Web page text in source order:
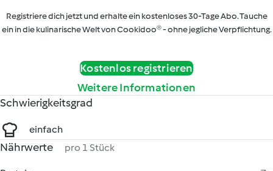
Registriere dich jetzt und erhalte ein kostenloses 30-Tage Abo. Tauche
ein in die kulinarische Welt von Cookidoo® - ohne jegliche Verpflichtung.
Kostenlos registrieren
Weitere Informationen
Schwierigkeitsgrad
einfach
Nährwerte pro 1 Stück